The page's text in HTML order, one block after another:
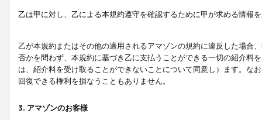
乙は甲に対し、乙による本規約遵守を確認するために甲が求める情報
乙が本規約またはその他の適用されるアマゾンの規約に違反した場合
否かを問わず、本規約に基づき乙に支払うことができる一切の紹介料
は、紹介料を受け取ることができないことについて同意し）ます。な
回復できる権利を損なうこともありません。
3. アマゾンのお客様